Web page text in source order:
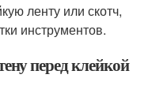
ленту или скотч,
инструментов.
перед клейкой